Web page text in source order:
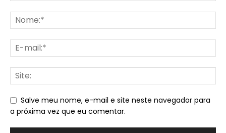
Salve meu nome, e-mail e site neste navegador para
a próxima vez que eu comentar.